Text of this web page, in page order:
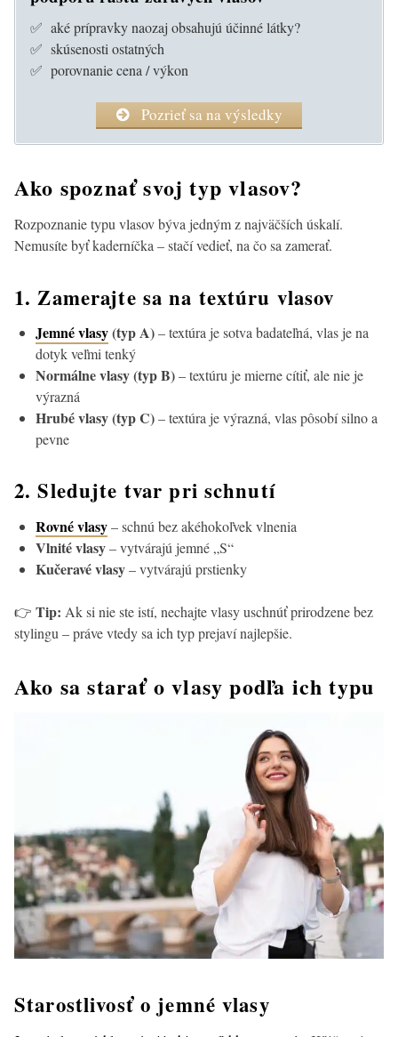
✅ aké prípravky naozaj obsahujú účinné látky?
✅ skúsenosti ostatných
✅ porovnanie cena / výkon
Pozrieť sa na výsledky
Ako spoznať svoj typ vlasov?
Rozpoznanie typu vlasov býva jedným z najväčších úskalí.
Nemusíte byť kaderníčka – stačí vedieť, na čo sa zamerať.
1. Zamerajte sa na textúru vlasov
Jemné vlasy(typ A)– textúra je sotva badateľná, vlas je na
dotyk veľmi tenký
Normálne vlasy (typ B)– textúru je mierne cítiť, ale nie je
výrazná
Hrubé vlasy (typ C)– textúra je výrazná, vlas pôsobí silno a
pevne
2. Sledujte tvar pri schnutí
Rovné vlasy– schnú bez akéhokoľvek vlnenia
Vlnité vlasy– vytvárajú jemné „S“
Kučeravé vlasy– vytvárajú prstienky
👉 Tip: Ak si nie ste istí, nechajte vlasy uschnúť prirodzene bez
stylingu – práve vtedy sa ich typ prejaví najlepšie.
Ako sa starať o vlasy podľa ich typu
Starostlivosť o jemné vlasy